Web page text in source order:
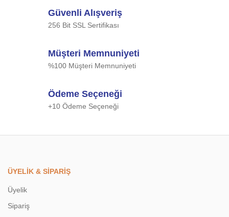
Güvenli Alışveriş
256 Bit SSL Sertifikası
Müşteri Memnuniyeti
%100 Müşteri Memnuniyeti
Ödeme Seçeneği
+10 Ödeme Seçeneği
ÜYELİK & SİPARİŞ
Üyelik
Sipariş